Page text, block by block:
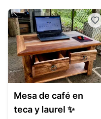
Mesa de café en
teca y laurel ✨